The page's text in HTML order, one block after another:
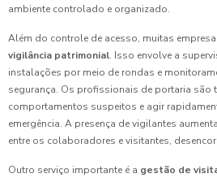
ambiente controlado e organizado.
Além do controle de acesso, muitas
vigilância patrimonial. Isso envolve a
instalações por meio de rondas e
segurança. Os profissionais de portaria são
comportamentos suspeitos e agir
emergência. A presença de vigilantes
entre os colaboradores e visitantes,
Outro serviço importante é a gestão de